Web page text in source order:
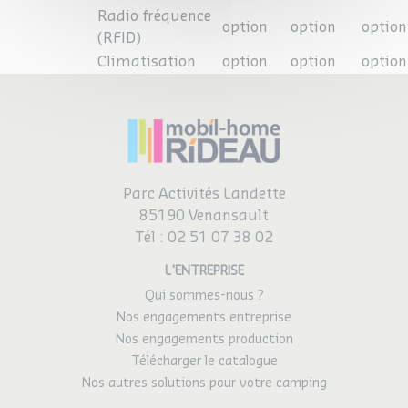
Radio fréquence
(RFID)
option option option
Climatisation option option option
Parc Activités Landette
85190 Venansault
Tél : 02 51 07 38 02
L'ENTREPRISE
Qui sommes-nous ?
Nos engagements entreprise
Nos engagements production
Télécharger le catalogue
Nos autres solutions pour votre camping